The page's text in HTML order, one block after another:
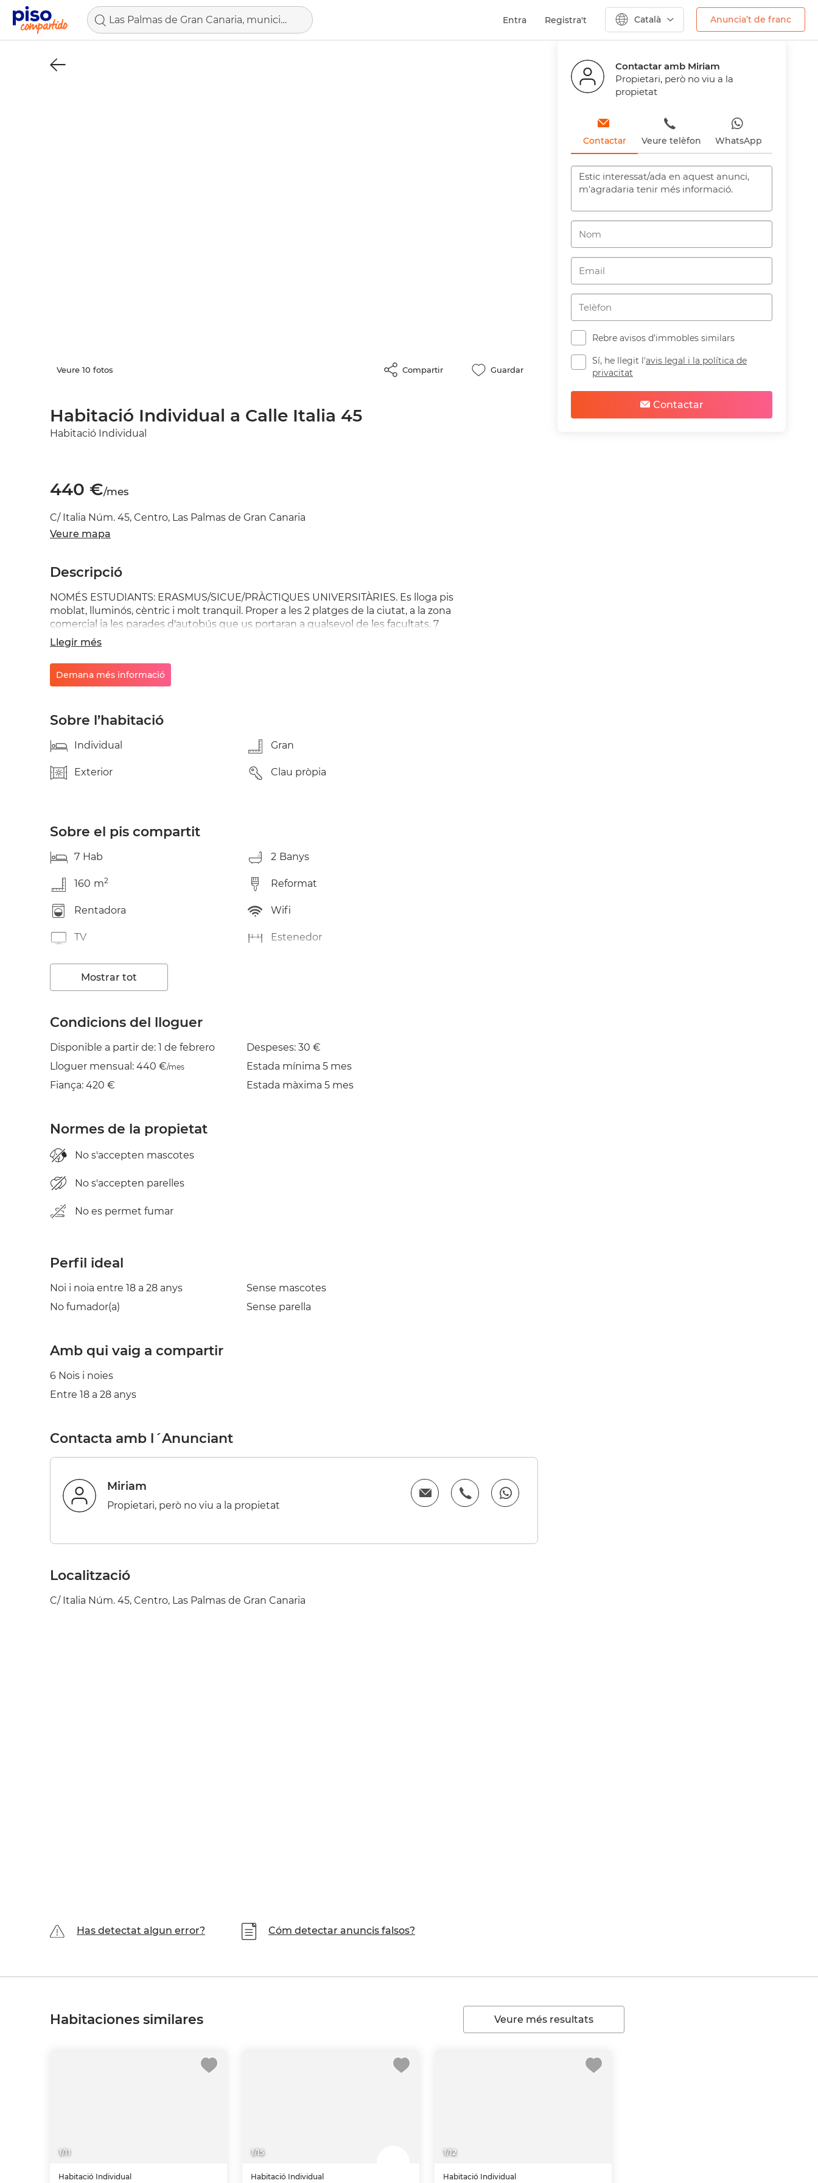
Las Palmas de Gran Canaria, municipio de Las Palmas Entra Registra't Català Anuncia’t de franc
Anterior
Veure 10 fotos Compartir Guardar
Habitació Individual a Calle Italia 45
Habitació Individual
440 €/mes
C/ Italia Núm. 45, Centro, Las Palmas de Gran Canaria
Veure mapa
Descripció
NOMÉS ESTUDIANTS: ERASMUS/SICUE/PRÀCTIQUES UNIVERSITÀRIES. Es lloga pis
moblat, lluminós, cèntric i molt tranquil. Proper a les 2 platges de la ciutat, a la zona
comercial ia les parades d'autobús que us portaran a qualsevol de les facultats. 7
habitacions totalment moblades: 4 amb llit doble (440€) i 3 amb llit doble (430€). Cuina
completa, menjador, saló i 2 banys complets. Despeses d'aigua, llum i internet no
incloses. Per contactar, fer servir e-mail miriamchauvie@me.com !!!!!!! PROHIBIT
BICICLETES I ANIMALS !!!!!!!
Llegir més
Demana més informació
Sobre l’habitació
Individual Gran
Exterior Clau pròpia
Sobre el pis compartit
7 Hab 2 Banys
160 m2 Reformat
Rentadora Wifi
TV Estenedor
Planxa
Mostrar tot
Condicions del lloguer
Disponible a partir de: 1 de febrero
Lloguer mensual: 440 €/mes
Fiança: 420 €
Despeses: 30 €
Estada mínima 5 mes
Estada màxima 5 mes
Normes de la propietat
No s'accepten mascotes
No s'accepten parelles
No es permet fumar
Perfil ideal
Noi i noia entre 18 a 28 anys
No fumador(a)
Sense mascotes
Sense parella
Amb qui vaig a compartir
6 Nois i noies
Entre 18 a 28 anys
Contacta amb l´Anunciant
Miriam
Propietari, però no viu a la propietat
Localització
C/ Italia Núm. 45, Centro, Las Palmas de Gran Canaria
Has detectat algun error? Cóm detectar anuncis falsos?
Habitaciones similares Veure més resultats
1/11
Habitació Individual
1/15
Habitació Individual
1/12
Habitació Individual
Contactar amb Miriam
Propietari, però no viu a la
propietat
Contactar Veure telèfon WhatsApp
Rebre avisos d’immobles similars
Sí, he llegit l'avis legal i la política de
privacitat
Contactar